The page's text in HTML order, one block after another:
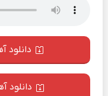
دانلود
دانلود